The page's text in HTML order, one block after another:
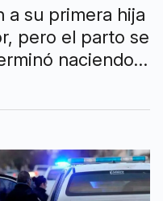
a su primera hija
pero el parto se
naciendo
Messi